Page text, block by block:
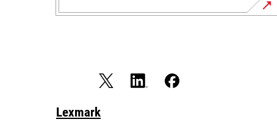
Lexmark